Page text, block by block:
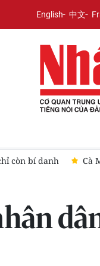
English 中文
còn bí danh Cà